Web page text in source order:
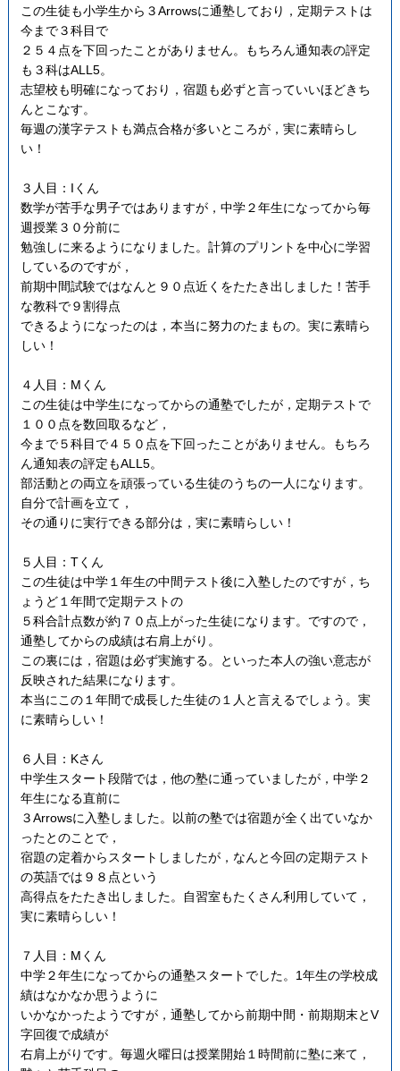
この生徒も小学生から３Arrowsに通塾しており，定期テストは
今まで３科目で
２５４点を下回ったことがありません。もちろん通知表の評定
も３科はALL5。
志望校も明確になっており，宿題も必ずと言っていいほどきち
んとこなす。
毎週の漢字テストも満点合格が多いところが，実に素晴らし
い！
３人目：Iくん
数学が苦手な男子ではありますが，中学２年生になってから毎
週授業３０分前に
勉強しに来るようになりました。計算のプリントを中心に学習
しているのですが，
前期中間試験ではなんと９０点近くをたたき出しました！苦手
な教科で９割得点
できるようになったのは，本当に努力のたまもの。実に素晴ら
しい！
４人目：Mくん
この生徒は中学生になってからの通塾でしたが，定期テストで
１００点を数回取るなど，
今まで５科目で４５０点を下回ったことがありません。もちろ
ん通知表の評定もALL5。
部活動との両立を頑張っている生徒のうちの一人になります。
自分で計画を立て，
その通りに実行できる部分は，実に素晴らしい！
５人目：Tくん
この生徒は中学１年生の中間テスト後に入塾したのですが，ち
ょうど１年間で定期テストの
５科合計点数が約７０点上がった生徒になります。ですので，
通塾してからの成績は右肩上がり。
この裏には，宿題は必ず実施する。といった本人の強い意志が
反映された結果になります。
本当にこの１年間で成長した生徒の１人と言えるでしょう。実
に素晴らしい！
６人目：Kさん
中学生スタート段階では，他の塾に通っていましたが，中学２
年生になる直前に
３Arrowsに入塾しました。以前の塾では宿題が全く出ていなか
ったとのことで，
宿題の定着からスタートしましたが，なんと今回の定期テスト
の英語では９８点という
高得点をたたき出しました。自習室もたくさん利用していて，
実に素晴らしい！
７人目：Mくん
中学２年生になってからの通塾スタートでした。1年生の学校成
績はなかなか思うように
いかなかったようですが，通塾してから前期中間・前期期末とV
字回復で成績が
右肩上がりです。毎週火曜日は授業開始１時間前に塾に来て，